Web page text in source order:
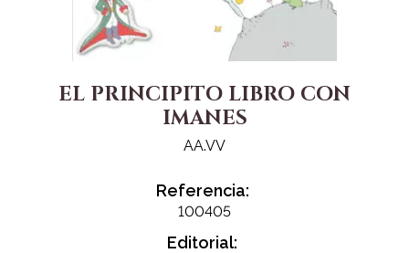
EL PRINCIPITO LIBRO CON
IMANES
AA.VV
Referencia:
100405
Editorial: